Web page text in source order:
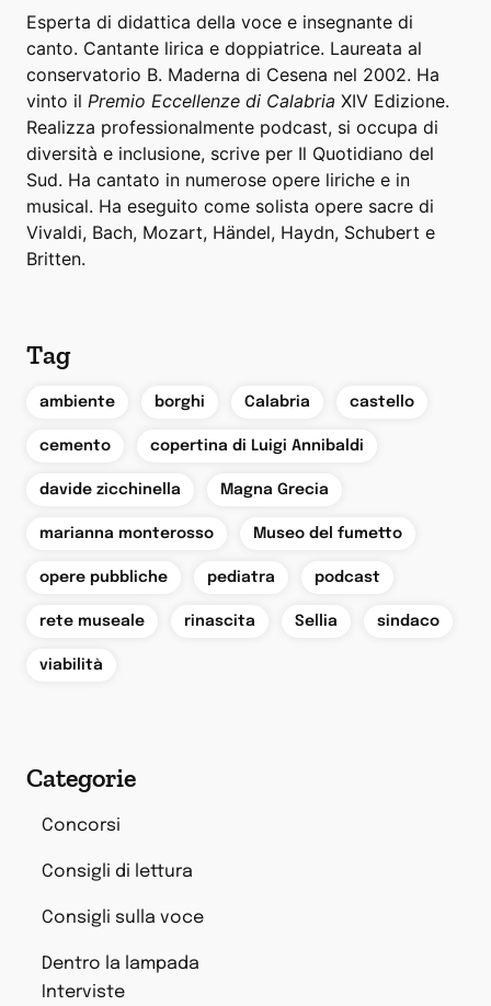
Esperta di didattica della voce e insegnante di
canto. Cantante lirica e doppiatrice. Laureata al
conservatorio B. Maderna di Cesena nel 2002. Ha
vinto il Premio Eccellenze di Calabria XIV Edizione.
Realizza professionalmente podcast, si occupa di
diversità e inclusione, scrive per Il Quotidiano del
Sud. Ha cantato in numerose opere liriche e in
musical. Ha eseguito come solista opere sacre di
Vivaldi, Bach, Mozart, Händel, Haydn, Schubert e
Britten.
Tag
ambiente borghi Calabria castello
cemento copertina di Luigi Annibaldi
davide zicchinella Magna Grecia
marianna monterosso Museo del fumetto
opere pubbliche pediatra podcast
rete museale rinascita Sellia sindaco
viabilità
Categorie
Concorsi
Consigli di lettura
Consigli sulla voce
Dentro la lampada
Interviste